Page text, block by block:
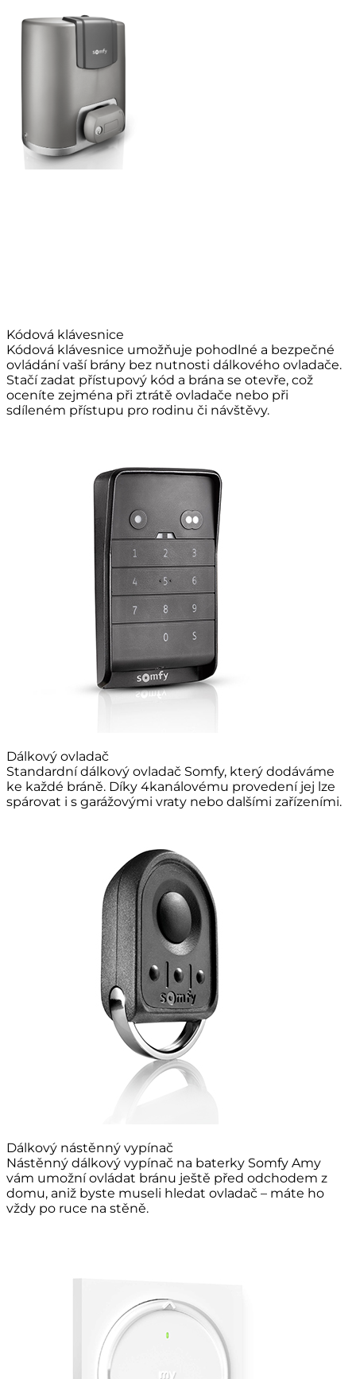
Kódová klávesnice
Kódová klávesnice umožňuje pohodlné a bezpečné
ovládání vaší brány bez nutnosti dálkového ovladače.
Stačí zadat přístupový kód a brána se otevře, což
oceníte zejména při ztrátě ovladače nebo při
sdíleném přístupu pro rodinu či návštěvy.
Dálkový ovladač
Standardní dálkový ovladač Somfy, který dodáváme
ke každé bráně. Díky 4kanálovému provedení jej lze
spárovat i s garážovými vraty nebo dalšími zařízeními.
Dálkový nástěnný vypínač
Nástěnný dálkový vypínač na baterky Somfy Amy
vám umožní ovládat bránu ještě před odchodem z
domu, aniž byste museli hledat ovladač – máte ho
vždy po ruce na stěně.